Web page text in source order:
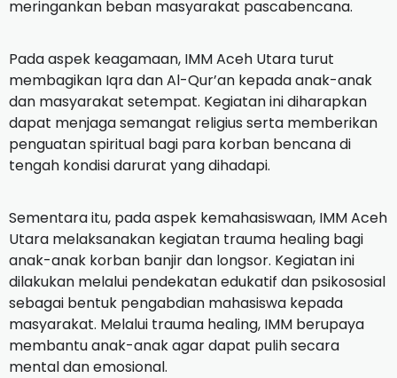
meringankan beban masyarakat pascabencana.
Pada aspek keagamaan, IMM Aceh Utara turut
membagikan Iqra dan Al-Qur’an kepada anak-anak
dan masyarakat setempat. Kegiatan ini diharapkan
dapat menjaga semangat religius serta memberikan
penguatan spiritual bagi para korban bencana di
tengah kondisi darurat yang dihadapi.
Sementara itu, pada aspek kemahasiswaan, IMM Aceh
Utara melaksanakan kegiatan trauma healing bagi
anak-anak korban banjir dan longsor. Kegiatan ini
dilakukan melalui pendekatan edukatif dan psikososial
sebagai bentuk pengabdian mahasiswa kepada
masyarakat. Melalui trauma healing, IMM berupaya
membantu anak-anak agar dapat pulih secara
mental dan emosional.